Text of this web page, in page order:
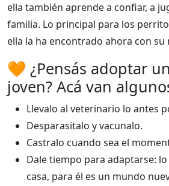
ella también aprende a confiar, a
familia. Lo principal para los
ella la ha encontrado ahora con su
🧡 ¿Pensás adoptar
joven? Acá van
Llevalo al veterinario lo antes
Desparasitalo y vacunalo.
Castralo cuando sea el
Dale tiempo para adaptarse:
casa, para él es un mundo